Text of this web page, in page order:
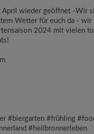
April wieder geöffnet -Wir
Wetter für euch da - wir
2024 mit vielen
#biergarten #frühling
#heilbronnerleben